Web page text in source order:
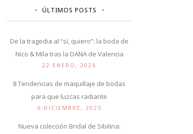
ÚLTIMOS POSTS
De la tragedia al “sí, quiero”: la boda de
Nico & Mila tras la DANA de Valencia
22 ENERO, 2026
8 Tendencias de maquillaje de bodas
para que luzcas radiante
6 DICIEMBRE, 2025
Nueva colección Bridal de Sibilina: